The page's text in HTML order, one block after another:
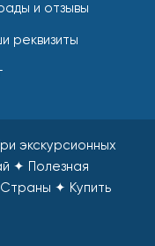
и отзывы
реквизиты
экскурсионных
✦ Полезная
✦ Купить